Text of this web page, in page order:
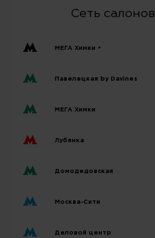
Сеть салонов
МЕГА Химки •
Павелецкая by Davines
МЕГА Химки
Лубянка
Домодедовская
Москва-Сити
Деловой центр